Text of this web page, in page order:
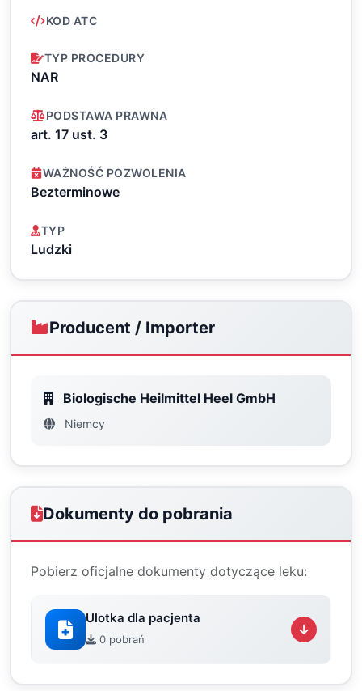
KOD ATC
TYP PROCEDURY
NAR
PODSTAWA PRAWNA
art. 17 ust. 3
WAŻNOŚĆ POZWOLENIA
Bezterminowe
TYP
Ludzki
Producent / Importer
Biologische Heilmittel Heel GmbH
Niemcy
Dokumenty do pobrania
Pobierz oficjalne dokumenty dotyczące leku:
Ulotka dla pacjenta
0 pobrań